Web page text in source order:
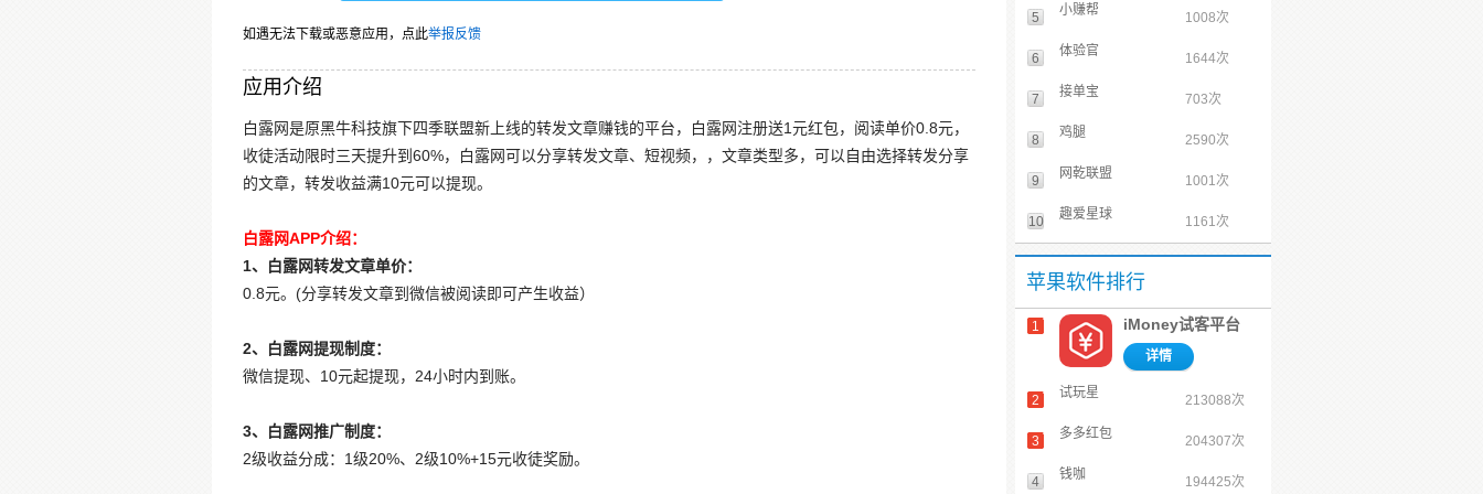
如遇无法下载或恶意应用，点此举报反馈
应用介绍
白露网是原黑牛科技旗下四季联盟新上线的转发文章赚钱的平台，白露网注册送1元红包，阅读单价0.8元，
收徒活动限时三天提升到60%，白露网可以分享转发文章、短视频，，文章类型多，可以自由选择转发分享
的文章，转发收益满10元可以提现。
白露网APP介绍：
1、白露网转发文章单价：
0.8元。(分享转发文章到微信被阅读即可产生收益）
2、白露网提现制度：
微信提现、10元起提现，24小时内到账。
3、白露网推广制度：
2级收益分成：1级20%、2级10%+15元收徒奖励。
5 小赚帮 1008次
6 体验官 1644次
7 接单宝 703次
8 鸡腿 2590次
9 网乾联盟 1001次
10 趣爱星球 1161次
苹果软件排行
1 iMoney试客平台
详情
2 试玩星 213088次
3 多多红包 204307次
4 钱咖 194425次